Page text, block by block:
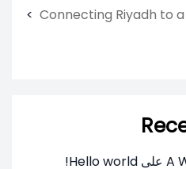
Connecting Riyadh to
A على Hello world!